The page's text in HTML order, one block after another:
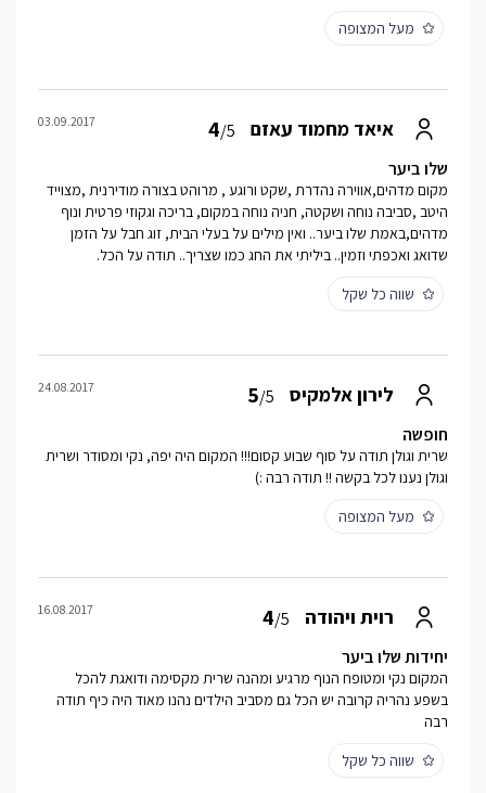
מעל המצופה
איאד מחמוד עאזם 4/5
03.09.2017
שלו ביער
מקום מדהים,אווירה נהדרת ,שקט ורוגע , מרוהט בצורה מודירנית ,מצוייד
היטב ,סביבה נוחה ושקטה, חניה נוחה במקום, בריכה וגקוזי פרטית ונוף
מדהים,באמת שלו ביער.. ואין מילים על בעלי הבית, זוג חבל על הזמן
שדואג ואכפתי וזמין.. ביליתי את החג כמו שצריך.. תודה על הכל.
שווה כל שקל
לירון אלמקיס 5/5
24.08.2017
חופשה
שרית וגולן תודה על סוף שבוע קסום!!! המקום היה יפה, נקי ומסודר ושרית
וגולן נענו לכל בקשה !! תודה רבה :)
מעל המצופה
רוית ויהודה 4/5
16.08.2017
יחידות שלו ביער
המקום נקי ומטופח הנוף מרגיע ומהנה שרית מקסימה ודואגת להכל
בשפע נהריה קרובה יש הכל גם מסביב הילדים נהנו מאוד היה כיף תודה
רבה
שווה כל שקל